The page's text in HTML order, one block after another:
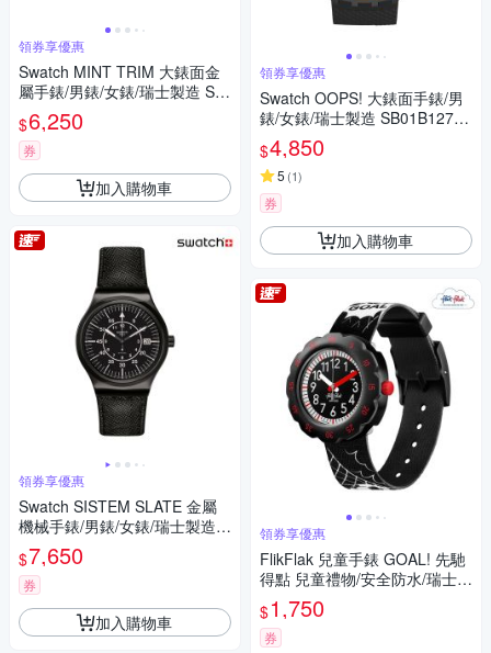
領券享優惠
Swatch MINT TRIM 大錶面金
屬手錶/男錶/女錶/瑞士製造 SB
07S111 (47mm)
$6,250
券
加入購物車
領券享優惠
Swatch SISTEM SLATE 金屬
機械手錶/男錶/女錶/瑞士製造 Y
IB400 (42mm)
$7,650
券
加入購物車
領券享優惠
Swatch OOPS! 大錶面手錶/男
錶/女錶/瑞士製造 SB01B127 (4
7mm)
$4,850
5 (1)
券
加入購物車
領券享優惠
FlikFlak 兒童手錶 GOAL! 先馳
得點 兒童禮物/安全防水/瑞士製
造 FPSP064 (34.75mm)
$1,750
券